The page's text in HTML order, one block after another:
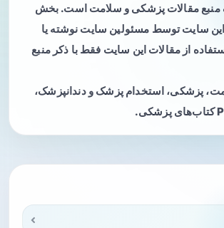
مقالات پزشکی و سلامت است. بخش
این سایت توسط مسئولین سایت نوشته یا
از مقالات این سایت فقط با ذکر منبع
پزشکی، استخدام پزشک و دندانپزشک،